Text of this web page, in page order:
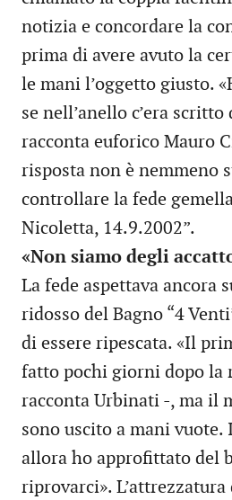
notizia e concordare la
prima di avere avuto la
le mani l’oggetto giusto.
se nell’anello c’era scritto
racconta euforico Mauro
risposta non è nemmeno
controllare la fede
Nicoletta, 14.9.2002”.
«Non siamo degli
La fede aspettava ancora
ridosso del Bagno “4
di essere ripescata. «Il
fatto pochi giorni dopo la
racconta Urbinati -, ma il
sono uscito a mani
allora ho approfittato del
riprovarci».